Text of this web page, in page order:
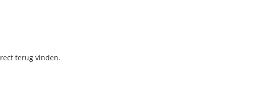
terug vinden.